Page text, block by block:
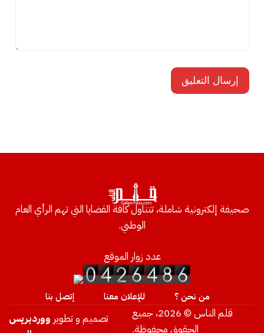
صحيفة إلكترونية شاملة، تتناول كافة القضايا التي تهم الرأي العام
الوطني.
عدد زوار الموقع
من نحن ؟ للإعلان معنا إتصل بنا
قلم الناس © 2026، جميع
الحقوق محفوظة.
تصميم و تطوير ووردبريس